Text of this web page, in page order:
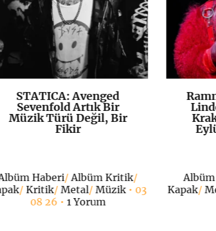
K+
STATICA: Avenged
Sevenfold Artık Bir
Müzik Türü Değil, Bir
Fikir
Haberi/Albüm Kritik/
/ Kritik/Metal/Müzik• 03
08 26 •1 Yorum
Kapak/